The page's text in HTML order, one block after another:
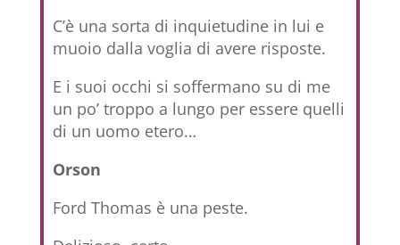
C’è una sorta di inquietudine in lui e
muoio dalla voglia di avere risposte.
E i suoi occhi si soffermano su di me
un po’ troppo a lungo per essere quelli
di un uomo etero…
Orson
Ford Thomas è una peste.